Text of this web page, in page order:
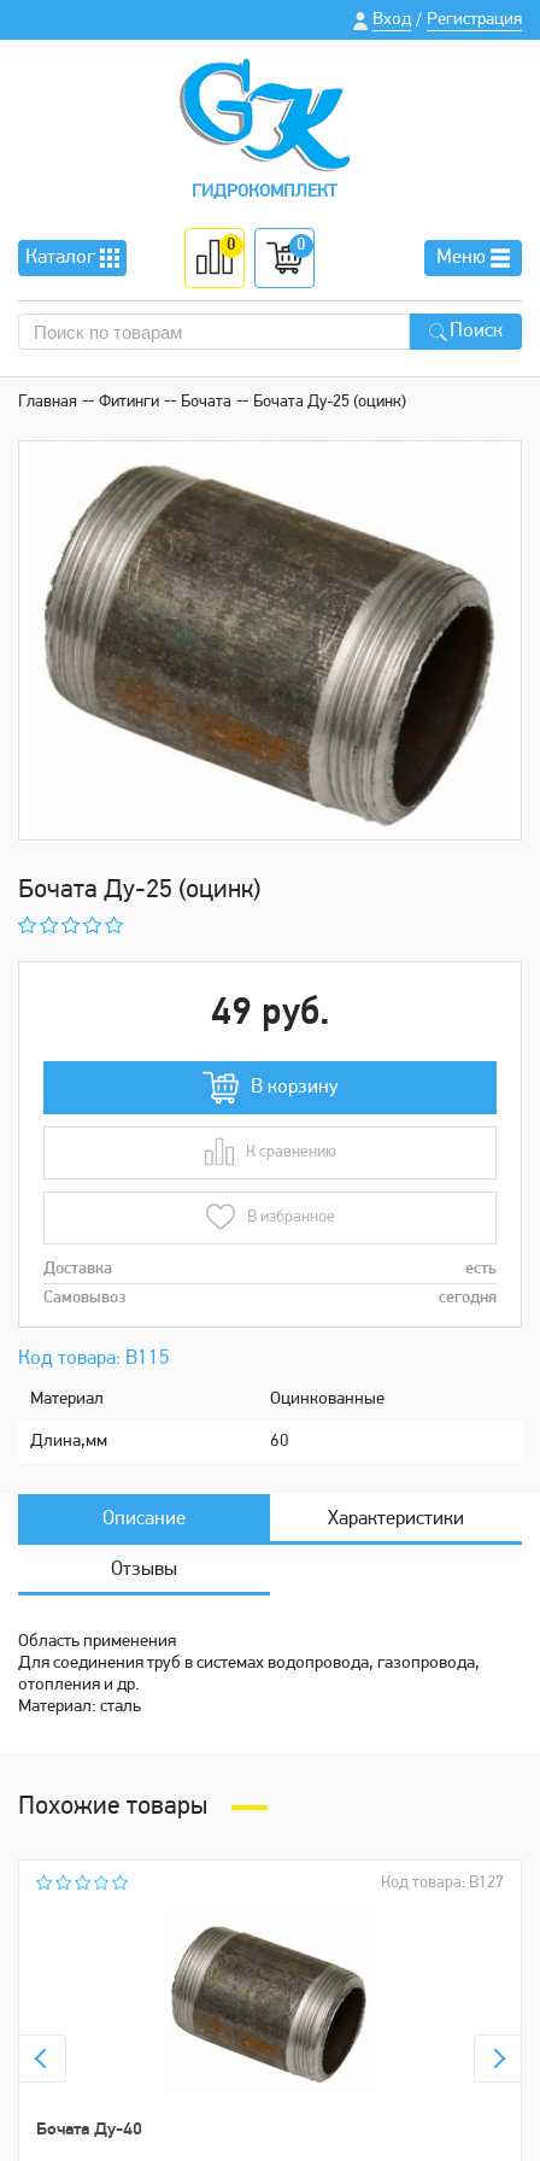
Вход / Регистрация
ГИДРОКОМПЛЕКТ
Каталог
0 0
Меню
Поиск
Главная Фитинги Бочата Бочата Ду-25 (оцинк)
Бочата Ду-25 (оцинк)
Код товара: В115
Мaтериaл Оцинкованные
Длина,мм 60
49 руб.
В корзину
К сравнению
В сравнении
В избранное
Доставка
есть
Самовывоз
сегодня
Описание Характеристики
Отзывы
Область применения
Для соединения труб в системах водопровода, газопровода,
отопления и др.
Материал: сталь
Похожие товары
Код товара: В127
Бочата Ду-40